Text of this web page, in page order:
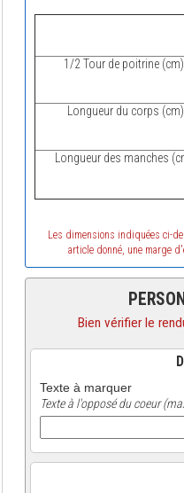
1/2 Tour de poitrine (cm)
Longueur du corps (cm)
Longueur des manches
Les dimensions indiquées ci-
article donné, une marge
Bien vérifier le
Texte à marquer
Texte à l'opposé du coeur